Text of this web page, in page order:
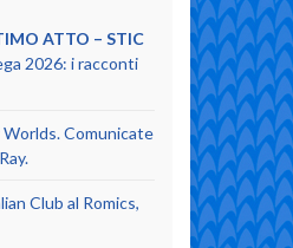
ATTO – STIC
2026: i racconti
Comunicate
Club al Romics,